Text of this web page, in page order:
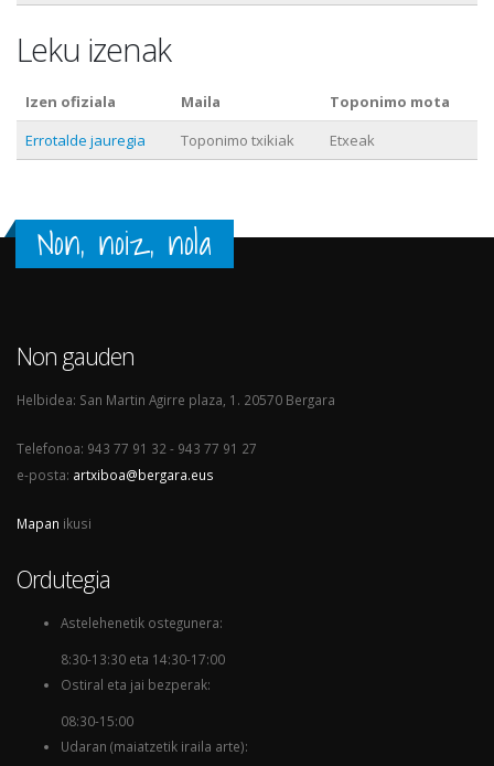
Leku izenak
Izen ofiziala Maila
Toponimo mota
Errotalde jauregia
Toponimo txikiak Etxeak
Non, noiz, nola
Non gauden
Helbidea: San Martin Agirre plaza, 1. 20570 Bergara
Telefonoa: 943 77 91 32 - 943 77 91 27
e-posta: artxiboa@bergara.eus
Mapan ikusi
Ordutegia
Astelehenetik ostegunera:
8:30-13:30 eta 14:30-17:00
Ostiral eta jai bezperak:
08:30-15:00
Udaran (maiatzetik iraila arte):